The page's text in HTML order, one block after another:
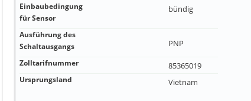
Einbaubedingung
für Sensor
bündig
Ausführung des
Schaltausgangs
PNP
Zolltarifnummer 85365019
Ursprungsland Vietnam